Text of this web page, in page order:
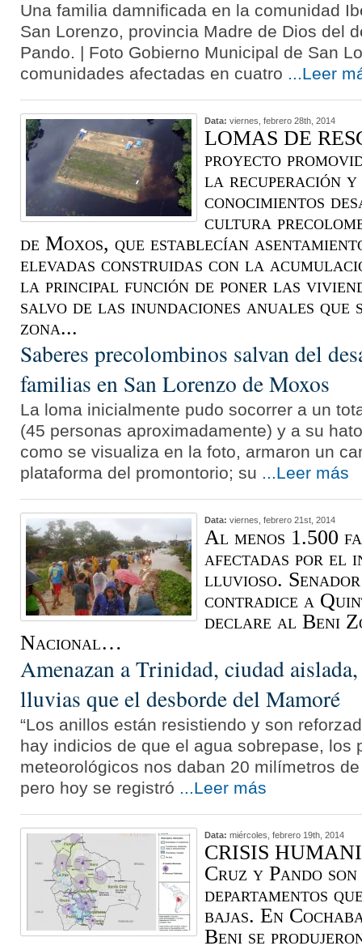
Una familia damnificada en la comunidad
San Lorenzo, provincia Madre de Dios del
Pando. | Foto Gobierno Municipal de San
comunidades afectadas en cuatro ...Leer
Data: viernes, febrero 28th, 2014
LOMAS DE
proyecto
la recuperación
conocimientos
cultura
de Moxos, que establecían
elevadas construidas con la
la principal función de poner las
salvo de las inundaciones anuales que
zona...
Saberes precolombinos salvan del
familias en San Lorenzo de Moxos
La loma inicialmente pudo socorrer a un
(45 personas aproximadamente) y a su
como se visualiza en la foto, armaron un
plataforma del promontorio; su ...Leer más
Data: viernes, febrero 21st, 2014
Al menos 1.500
afectadas por el
lluvioso.
contradice a
declare al Beni
Nacional…
Amenazan a Trinidad, ciudad
lluvias que el desborde del Mamoré
“Los anillos están resistiendo y son
hay indicios de que el agua sobrepase, los
meteorológicos nos daban 20 milímetros
pero hoy se registró ...Leer más
Data: miércoles, febrero 19th, 2014
CRISIS
Cruz y Pando
departamentos
bajas. En
Beni se